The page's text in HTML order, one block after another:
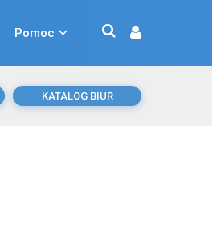
Pomoc
KATALOG BIUR